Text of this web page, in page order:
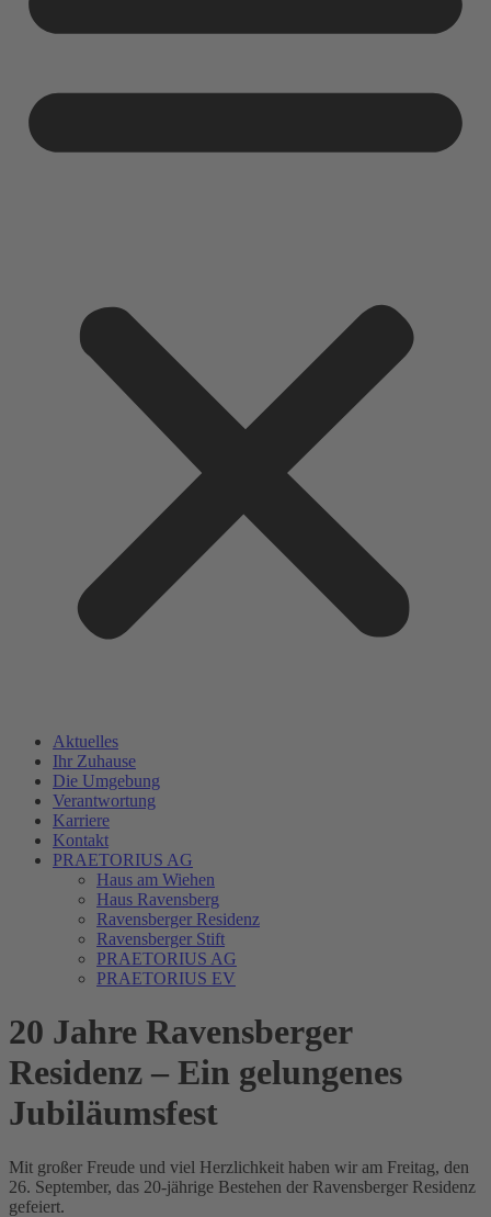
Aktuelles
Ihr Zuhause
Die Umgebung
Verantwortung
Karriere
Kontakt
PRAETORIUS AG
Haus am Wiehen
Haus Ravensberg
Ravensberger Residenz
Ravensberger Stift
PRAETORIUS AG
PRAETORIUS EV
20 Jahre Ravensberger
Residenz – Ein gelungenes
Jubiläumsfest
Mit großer Freude und viel Herzlichkeit haben wir am Freitag, den
26. September, das 20-jährige Bestehen der Ravensberger Residenz
gefeiert.